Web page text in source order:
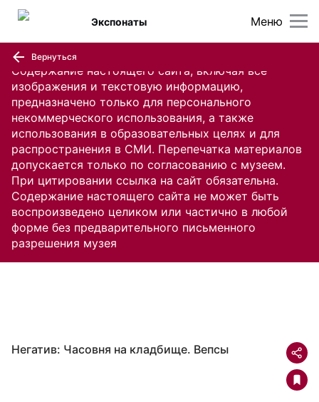
Содержание настоящего сайта, включая все
изображения и текстовую информацию,
предназначено только для персонального
некоммерческого использования, а также
использования в образовательных целях и для
распространения в СМИ. Перепечатка материалов
допускается только по согласованию с музеем.
При цитировании ссылка на сайт обязательна.
Содержание настоящего сайта не может быть
воспроизведено целиком или частично в любой
форме без предварительного письменного
разрешения музея
Меню
Экспонаты
Вернуться
Негатив: Часовня на кладбище. Вепсы